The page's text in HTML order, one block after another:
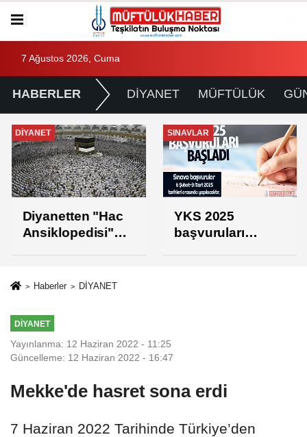
7 Ağustos 2026, Cuma
HABERLER DİYANET MÜFTÜLÜK
DİYANET
Diyanetten "Hac
Ansiklopedisi"
SINAVLAR
YKS 2025
başvuruları
Haberler DİYANET
DİYANET
Yayınlanma: 12 Haziran 2022 - 11:25
Güncelleme: 12 Haziran 2022 - 16:47
Mekke'de hasret sona erdi
7 Haziran 2022 Tarihinde Türkiye’den